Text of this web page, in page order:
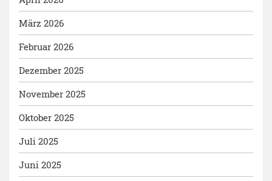
März 2026
Februar 2026
Dezember 2025
November 2025
Oktober 2025
Juli 2025
Juni 2025